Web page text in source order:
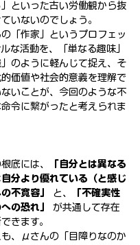
といった古い労働観から抜
いないのでしょう。
「作家」というプロフェッ
な活動を、「単なる趣味」
」のように軽んじて捉え、そ
価値や社会的意義を理解で
いことが、今回のような不
令に繋がったと考えられま
底には、
「自分とは異なる
分より優れている（と感じ
不寛容」
と、
「不確実性
の恐れ」
が共通して存在
きます。
も、μさんの「目障りなのか